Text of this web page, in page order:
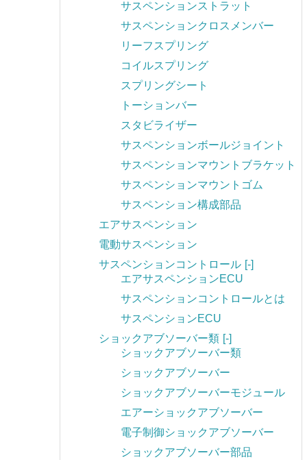
サスペンションストラット
サスペンションクロスメンバー
リーフスプリング
コイルスプリング
スプリングシート
トーションバー
スタビライザー
サスペンションボールジョイント
サスペンションマウントブラケット
サスペンションマウントゴム
サスペンション構成部品
エアサスペンション
電動サスペンション
サスペンションコントロール [-]
エアサスペンションECU
サスペンションコントロールとは
サスペンションECU
ショックアブソーバー類 [-]
ショックアブソーバー類
ショックアブソーバー
ショックアブソーバーモジュール
エアーショックアブソーバー
電子制御ショックアブソーバー
ショックアブソーバー部品